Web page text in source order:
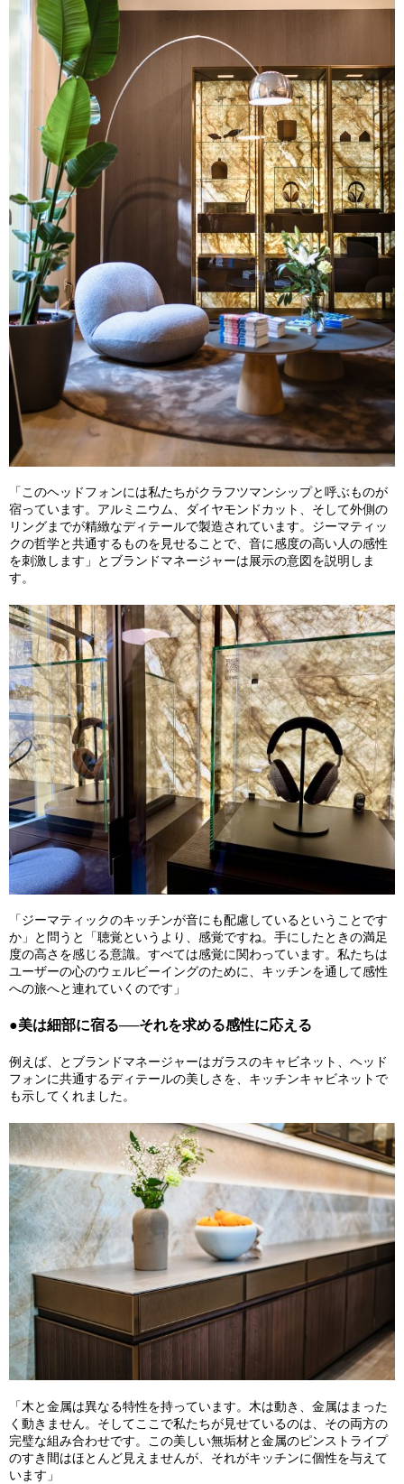
「このヘッドフォンには私たちがクラフツマンシップと呼ぶものが
宿っています。アルミニウム、ダイヤモンドカット、そして外側の
リングまでが精緻なディテールで製造されています。ジーマティッ
クの哲学と共通するものを見せることで、音に感度の高い人の感性
を刺激します」とブランドマネージャーは展示の意図を説明しま
す。
「ジーマティックのキッチンが音にも配慮しているということです
か」と問うと「聴覚というより、感覚ですね。手にしたときの満足
度の高さを感じる意識。すべては感覚に関わっています。私たちは
ユーザーの心のウェルビーイングのために、キッチンを通して感性
への旅へと連れていくのです」
●美は細部に宿る──それを求める感性に応える
例えば、とブランドマネージャーはガラスのキャビネット、ヘッド
フォンに共通するディテールの美しさを、キッチンキャビネットで
も示してくれました。
「木と金属は異なる特性を持っています。木は動き、金属はまった
く動きません。そしてここで私たちが見せているのは、その両方の
完璧な組み合わせです。この美しい無垢材と金属のピンストライプ
のすき間はほとんど見えませんが、それがキッチンに個性を与えて
います」